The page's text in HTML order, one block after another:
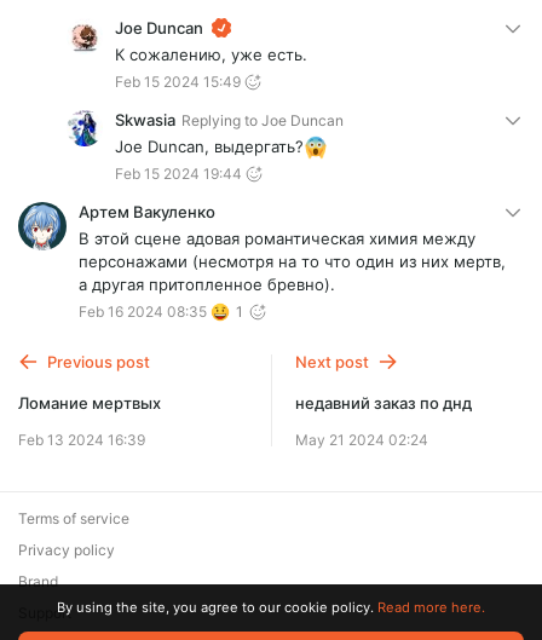
Joe Duncan
К сожалению, уже есть.
Feb 15 2024 15:49
Skwasia Replying to Joe Duncan
Joe Duncan, выдергать?
Feb 15 2024 19:44
Артем Вакуленко
В этой сцене адовая романтическая химия между
персонажами (несмотря на то что один из них мертв,
а другая притопленное бревно).
Feb 16 2024 08:35 1
Previous post
Ломание мертвых
Feb 13 2024 16:39
Next post
недавний заказ по днд
May 21 2024 02:24
Terms of service
Privacy policy
Brand
SupportBy using the site, you agree to our cookie policy. Read more here.